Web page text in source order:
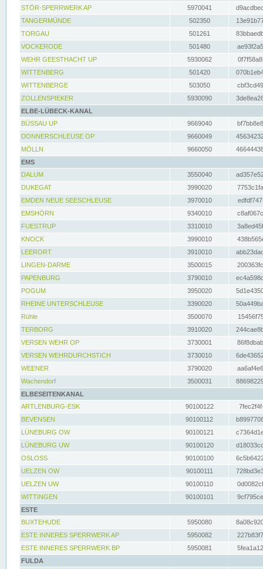
STÖR-SPERRWERK AP 5970041
TANGERMÜNDE
502350
TORGAU
501261
VOCKERODE
501480
WEHR GEESTHACHT UP
5930062
WITTENBERG
501420
WITTENBERGE
503050
ZOLLENSPIEKER
5930090
ELBE-LÜBECK-KANAL
BÜSSAU UP
9669040
DONNERSCHLEUSE OP
9660049
MÖLLN
9660050
EMS
DALUM
3550040
DUKEGAT
3990020
EMDEN NEUE SEESCHLEUSE
3970010
EMSHÖRN
9340010
FUESTRUP
3310010
KNOCK
3990010
LEERORT
3910010
LINGEN-DARME
3500015
PAPENBURG
3790010
POGUM
3950020
RHEINE UNTERSCHLEUSE
3390020
Rühle
3500070
TERBORG
3910020
VERSEN WEHR OP
3730001
VERSEN WEHRDURCHSTICH
3730010
WEENER
3790020
Wachendorf
3500031
ELBESEITENKANAL
ARTLENBURG-ESK
90100122
BEVENSEN
90100112
LÜNEBURG OW
90100121
LÜNEBURG UW
90100120
OSLOSS
90100100
UELZEN OW
90100111
UELZEN UW
90100110
WITTINGEN
90100101
ESTE
BUXTEHUDE
5950080
ESTE INNERES SPERRWERK AP
5950082
ESTE INNERES SPERRWERK BP
5950081
FULDA